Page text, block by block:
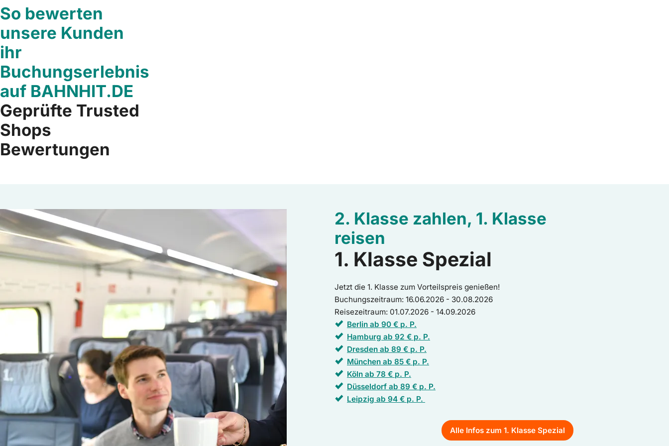
So bewerten
unsere Kunden
ihr
Buchungserlebnis
auf BAHNHIT.DE
Geprüfte Trusted
Shops
Bewertungen
2. Klasse zahlen, 1. Klasse
reisen
1. Klasse Spezial
Jetzt die 1. Klasse zum Vorteilspreis genießen!
Buchungszeitraum: 16.06.2026 - 30.08.2026
Reisezeitraum: 01.07.2026 - 14.09.2026
Berlin ab 90 € p. P.
Hamburg ab 92 € p. P.
Dresden ab 89 € p. P.
München ab 85 € p. P.
Köln ab 78 € p. P.
Düsseldorf ab 89 € p. P.
Leipzig ab 94 € p. P.
Alle Infos zum 1. Klasse Spezial